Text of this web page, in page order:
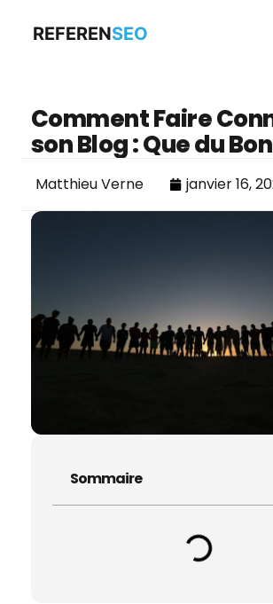
REFERENSEO
Comment Faire
son Blog : Que du
Matthieu Verne janvier 16,
Sommaire